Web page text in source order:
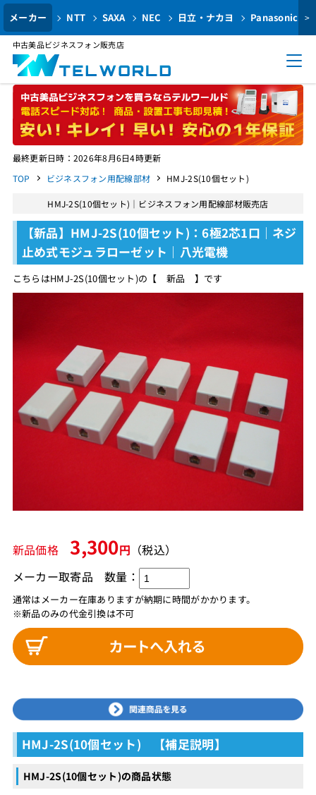
メーカー NTT SAXA NEC 日立・ナカヨ Panasonic >
中古美品ビジネスフォン販売店
最終更新日時：2026年8月6日4時更新
TOP
ビジネスフォン用配線部材 HMJ-2S(10個セット)
HMJ-2S(10個セット)｜ビジネスフォン用配線部材販売店
【新品】HMJ-2S(10個セット)：6極2芯1口｜ネジ
止め式モジュラローゼット｜八光電機
こちらはHMJ-2S(10個セット)の【 新品 】です
新品価格3,300円 （税込）
メーカー取寄品
通常はメーカー在庫ありますが納期に時間がかかります。
※新品のみの代金引換は不可
数量：
HMJ-2S(10個セット) 【補足説明】
HMJ-2S(10個セット)の商品状態